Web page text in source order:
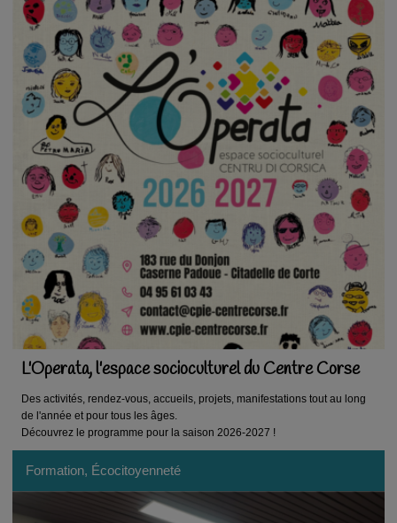
L'Operata, l'espace socioculturel du Centre Corse
Des activités, rendez-vous, accueils, projets, manifestations tout au long
de l'année et pour tous les âges.
Découvrez le programme pour la saison 2026-2027 !
Formation, Écocitoyenneté